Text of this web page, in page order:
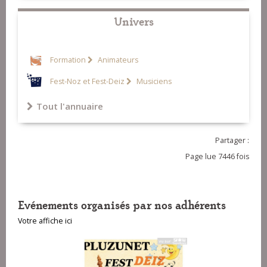
Univers
Formation Animateurs
Fest-Noz et Fest-Deiz Musiciens
Tout l'annuaire
Partager :
Page lue 7446 fois
Evénements organisés par nos adhérents
Votre affiche ici